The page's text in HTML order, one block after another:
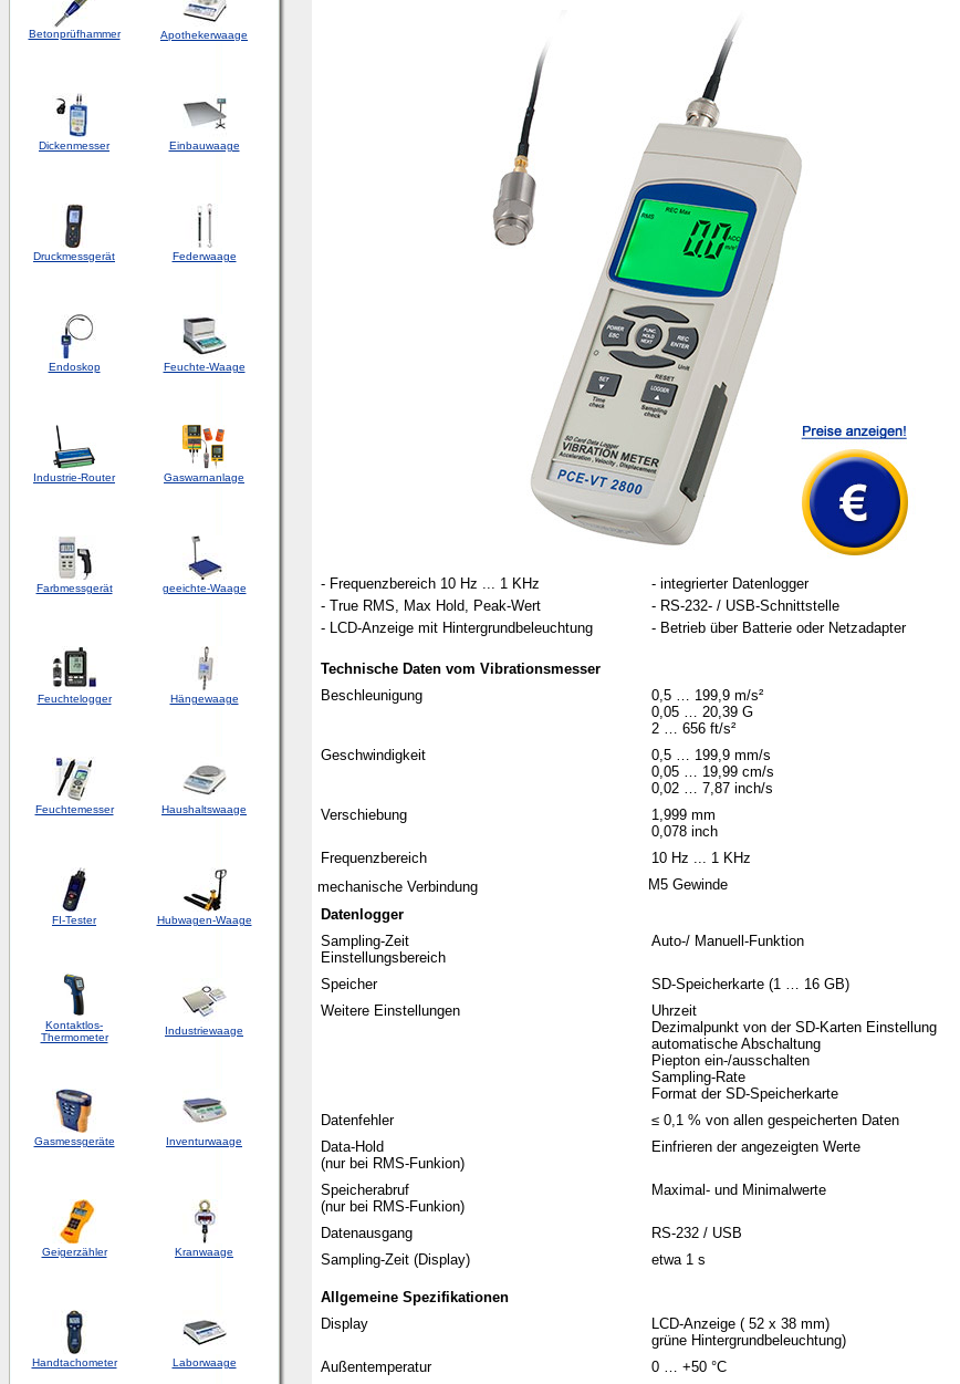
Betonprüfhammer Apothekerwaage
Dickenmesser Einbauwaage
Druckmessgerät Federwaage
Endoskop Feuchte-Waage
Industrie-Router Gaswarnanlage
Farbmessgerät geeichte-Waage
Feuchtelogger Hängewaage
Feuchtemesser Haushaltswaage
FI-Tester Hubwagen-Waage
Kontaktlos-
Thermometer
Industriewaage
Gasmessgeräte Inventurwaage
Geigerzähler Kranwaage
Handtachometer Laborwaage
- Frequenzbereich 10 Hz ... 1 KHz
- True RMS, Max Hold, Peak-Wert
- LCD-Anzeige mit Hintergrundbeleuchtung
- integrierter Datenlogger
- RS-232- / USB-Schnittstelle
- Betrieb über Batterie oder Netzadapter
Technische Daten vom Vibrationsmesser
Beschleunigung
0,5 … 199,9 m/s²
0,05 … 20,39 G
2 … 656 ft/s²
Geschwindigkeit
0,5 … 199,9 mm/s
0,05 … 19,99 cm/s
0,02 … 7,87 inch/s
Verschiebung
1,999 mm
0,078 inch
Frequenzbereich
10 Hz ... 1 KHz
mechanische Verbindung
M5 Gewinde
Datenlogger
Sampling-Zeit
Einstellungsbereich
Auto-/ Manuell-Funktion
Speicher
SD-Speicherkarte (1 … 16 GB)
Weitere Einstellungen
Uhrzeit
Dezimalpunkt von der SD-Karten Einstellung
automatische Abschaltung
Piepton ein-/ausschalten
Sampling-Rate
Format der SD-Speicherkarte
Datenfehler
≤ 0,1 % von allen gespeicherten Daten
Data-Hold
(nur bei RMS-Funkion)
Einfrieren der angezeigten Werte
Speicherabruf
(nur bei RMS-Funkion)
Maximal- und Minimalwerte
Datenausgang
RS-232 / USB
Sampling-Zeit (Display)
etwa 1 s
Allgemeine Spezifikationen
Display
LCD-Anzeige ( 52 x 38 mm)
grüne Hintergrundbeleuchtung)
Außentemperatur
0 … +50 °C